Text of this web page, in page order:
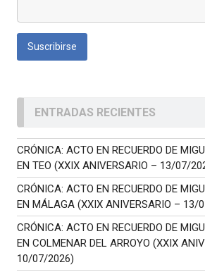
ENTRADAS RECIENTES
CRÓNICA: ACTO EN RECUERDO DE
EN TEO (XXIX ANIVERSARIO – 13/07/
CRÓNICA: ACTO EN RECUERDO DE
EN MÁLAGA (XXIX ANIVERSARIO – 13/
CRÓNICA: ACTO EN RECUERDO DE
EN COLMENAR DEL ARROYO (XXIX
10/07/2026)